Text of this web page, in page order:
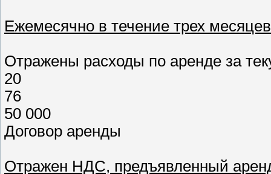
Ежемесячно в течение трех
Отражены расходы по аренде за
20
76
50 000
Договор аренды
Отражен НДС, предъявленный